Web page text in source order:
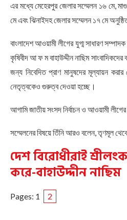
এর মধ্যে মেহেরপুর জেলার সম্মেলন ১৬ মে,
মে এবং ঝিনাইদহ জেলার সম্মেলন ১৭ মে
বাংলাদেশ আওয়ামী লীগের যুগ্ম সাধারণ
কৃষিবীদ আ ফ ম বাহাউদ্দীন নাছিম
জন্য নিবেদিত প্রাণ মানুষদের মূল্যায়ন
নেতৃত্বকেও গুরুত্ব দেওয়া হচ্ছে।
আগামি জাতীয় সংসদ নির্বাচন ও আওয়ামী
সম্মেলনের বিষয়ে তিঁনি আরও বলেন, তৃণমূল
দেশ বিরোধীরাই
করে-বাহাউদ্দীন নাছিম
Pages: 1 2